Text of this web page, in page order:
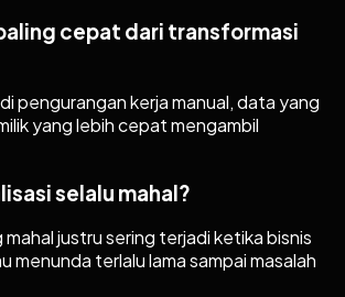
cepat dari transformasi
pengurangan kerja manual, data yang
yang lebih cepat mengambil
selalu mahal?
mahal justru sering terjadi ketika bisnis
menunda terlalu lama sampai masalah